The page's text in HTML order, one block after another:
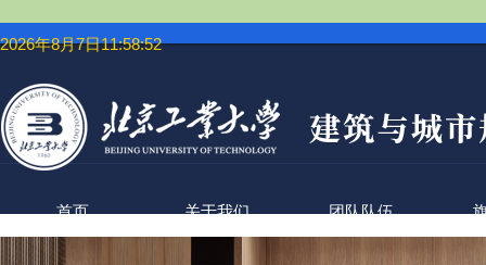
2026年8月7日11:58:53
首页 关于我们 团队队伍